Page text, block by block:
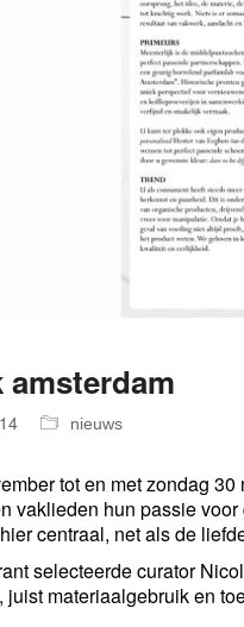
nieuws
tot en met zondag
vaklieden hun passie
centraal, net als de
selecteerde curator
materiaalgebruik en